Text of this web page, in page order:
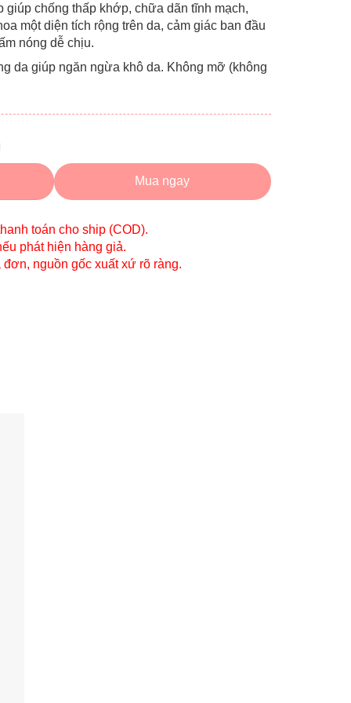
giúp chống thấp khớp, chữa dãn tĩnh mạch,
một diện tích rộng trên da, cảm giác ban đầu
nóng dễ chịu.
da giúp ngăn ngừa khô da. Không mỡ (không
Mua ngay
toán cho ship (COD).
phát hiện hàng giả.
nguồn gốc xuất xứ rõ ràng.